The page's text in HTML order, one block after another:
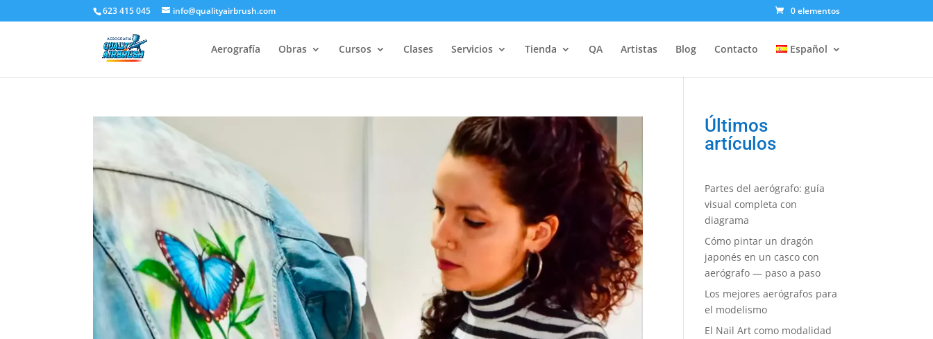
623 415 045 info@qualityairbrush.com 0 elementos
Aerografía Obras Cursos Clases Servicios Tienda QA Artistas Blog Contacto Español
Últimos
artículos
Partes del aerógrafo: guía
visual completa con
diagrama
Cómo pintar un dragón
japonés en un casco con
aerógrafo — paso a paso
Los mejores aerógrafos para
el modelismo
El Nail Art como modalidad